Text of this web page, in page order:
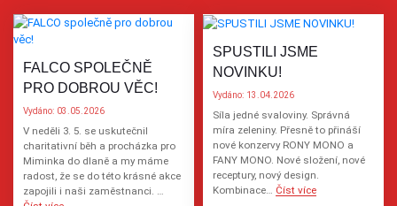
FALCO SPOLEČNĚ
PRO DOBROU VĚC!
Vydáno: 03.05.2026
V neděli 3. 5. se uskutečnil
charitativní běh a procházka pro
Miminka do dlaně a my máme
radost, že se do této krásné akce
zapojili i naši zaměstnanci. …
SPUSTILI JSME
NOVINKU!
Vydáno: 13.04.2026
Síla jedné svaloviny. Správná
míra zeleniny. Přesně to přináší
nové konzervy RONY MONO a
FANY MONO. Nové složení, nové
receptury, nový design.
Kombinace… Číst více